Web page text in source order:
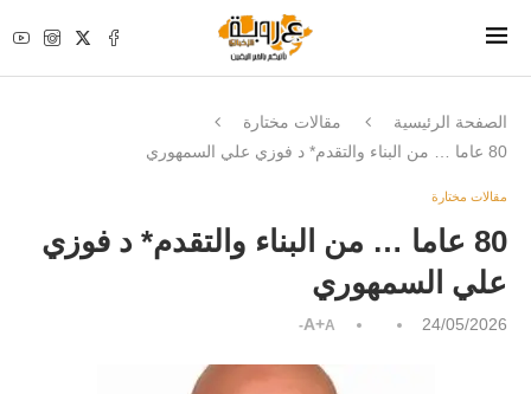
الصفحة الرئيسية
مقالات مختارة
80 عاما … من البناء والتقدم* د فوزي علي السمهوري
مقالات مختارة
80 عاما … من البناء والتقدم* د فوزي
علي السمهوري
24/05/2026
A+A-